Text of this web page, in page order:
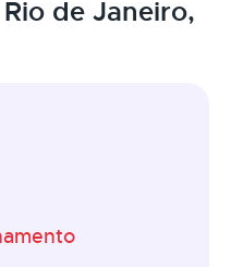
de Janeiro,